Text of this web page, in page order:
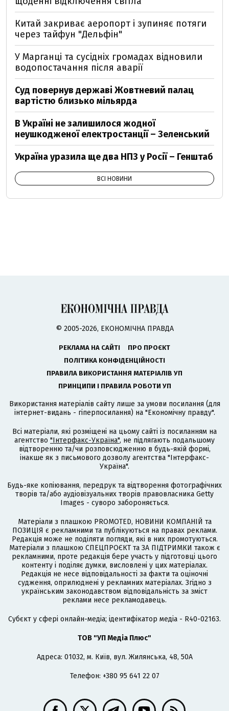
Китай закриває аеропорт і зупиняє потяги
через тайфун "Дельфін"
У Марганці та сусідніх громадах відновили
водопостачання після аварії
Суд повернув державі Жовтневий палац
вартістю близько мільярда
В Україні не залишилося жодної
неушкодженої електростанції – Зеленський
Україна уразила ще два НПЗ у Росії – Генштаб
ВСІ НОВИНИ
© 2005-2026, ЕКОНОМІЧНА ПРАВДА
РЕКЛАМА НА САЙТІ
ПРО ПРОЄКТ
ПОЛІТИКА КОНФІДЕНЦІЙНОСТІ
ПРАВИЛА ВИКОРИСТАННЯ МАТЕРІАЛІВ УП
ПРИНЦИПИ І ПРАВИЛА РОБОТИ УП
Використання матеріалів сайту лише за умови посилання (для
інтернет-видань - гіперпосилання) на "Економічну правду".
Всі матеріали, які розміщені на цьому сайті із посиланням на
агентство "Інтерфакс-Україна", не підлягають подальшому
відтворенню та/чи розповсюдженню в будь-якій формі,
інакше як з письмового дозволу агентства "Інтерфакс-
Україна".
Будь-яке копіювання, передрук та відтворення фотографічних
творів та/або аудіовізуальних творів правовласника Getty
Images - суворо забороняється.
Матеріали з плашкою PROMOTED, НОВИНИ КОМПАНІЙ та
ПОЗИЦІЯ є рекламними та публікуються на правах реклами.
Редакція може не поділяти погляди, які в них промотуються.
Матеріали з плашкою СПЕЦПРОЄКТ та ЗА ПІДТРИМКИ також є
рекламними, проте редакція бере участь у підготовці цього
контенту і поділяє думки, висловлені у цих матеріалах.
Редакція не несе відповідальності за факти та оціночні
судження, оприлюднені у рекламних матеріалах. Згідно з
українським законодавством відповідальність за зміст
реклами несе рекламодавець.
Cубєкт у сфері онлайн-медіа; ідентифікатор медіа - R40-02163.
ТОВ "УП Медіа Плюс"
Адреса: 01032, м. Київ, вул. Жилянська, 48, 50А
Телефон: +380 95 641 22 07